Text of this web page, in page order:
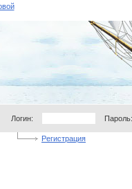
Логин: Пароль:
Регистрация